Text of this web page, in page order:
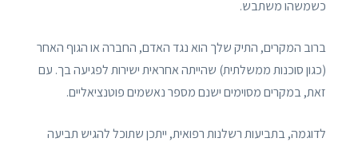
כשמשהו משתבש.
ברוב המקרים, התיק שלך הוא נגד האדם, החברה או הגוף האחר
(כגון סוכנות ממשלתית) שהייתה אחראית ישירות לפגיעה בך. עם
זאת, במקרים מסוימים ישנם מספר נאשמים פוטנציאליים.
לדוגמה, בתביעות רשלנות רפואית, ייתכן שתוכל להגיש תביעה